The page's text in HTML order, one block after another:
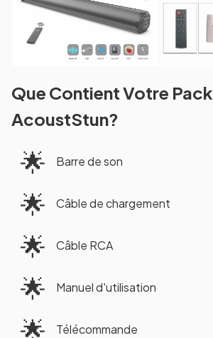
Que Contient Votre Pack
AcoustStun?
🌟 Barre de son
🌟 Câble de chargement
🌟 Câble RCA
🌟 Manuel d'utilisation
🌟 Télécommande